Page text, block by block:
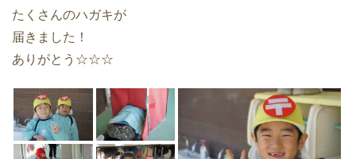
たくさんのハガキが
届きました！
ありがとう☆☆☆